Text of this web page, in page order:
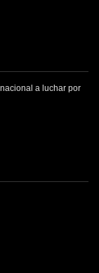
a luchar por